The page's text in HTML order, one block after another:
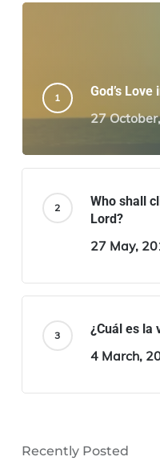
God’s
27
Who shall
Lord?
27 May,
¿Cuál es la
4 March,
Recently Posted